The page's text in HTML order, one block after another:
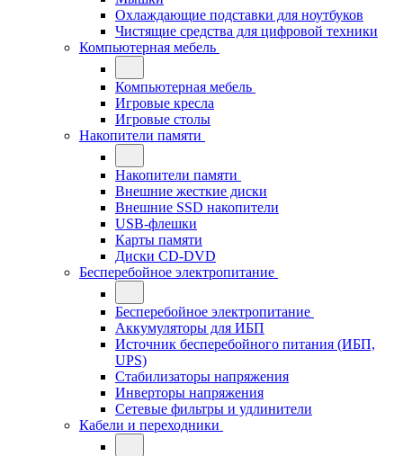
Охлаждающие подставки для ноутбуков
Чистящие средства для цифровой техники
Компьютерная мебель
Компьютерная мебель
Игровые кресла
Игровые столы
Накопители памяти
Накопители памяти
Внешние жесткие диски
Внешние SSD накопители
USB-флешки
Карты памяти
Диски CD-DVD
Бесперебойное электропитание
Бесперебойное электропитание
Аккумуляторы для ИБП
Источник бесперебойного питания (ИБП,
UPS)
Стабилизаторы напряжения
Инверторы напряжения
Сетевые фильтры и удлинители
Кабели и переходники